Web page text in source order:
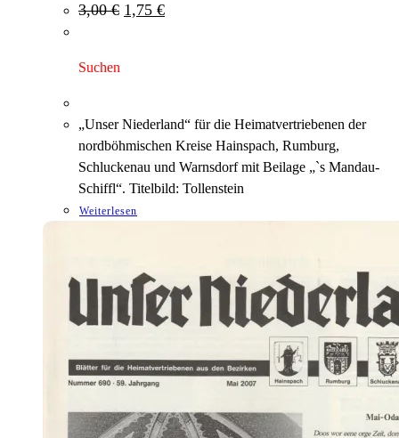
3,00€ Ursprünglicher
Preis
1,75 €Aktueller
Suchen
„Unser Niederland“ für die Heimatvertriebenen der
nordböhmischen Kreise Hainspach, Rumburg,
Schluckenau und Warnsdorf mit Beilage „`s Mandau-
Schiffl“. Titelbild: Tollenstein
Weiterlesen